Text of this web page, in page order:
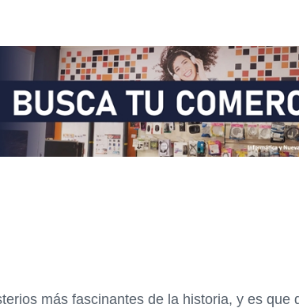
más fascinantes de la historia, y es que